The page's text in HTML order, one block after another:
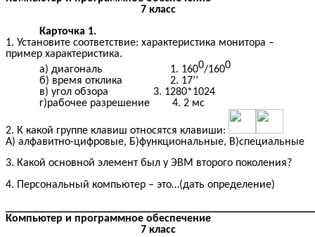
7 класс
Карточка 1.
1. Установите соответствие: характеристика монитора –
пример характеристика.
а) диагональ 1. 1600/1600
б) время отклика 2. 17’’
в) угол обзора 3. 1280*1024
г)рабочее разрешение 4. 2 мс
2. К какой группе клавиш относятся клавиши:
А) алфавитно-цифровые, Б)функциональные, В)специальные
3. Какой основной элемент был у ЭВМ второго поколения?
4. Персональный компьютер – это…(дать определение)
Компьютер и программное обеспечение
7 класс